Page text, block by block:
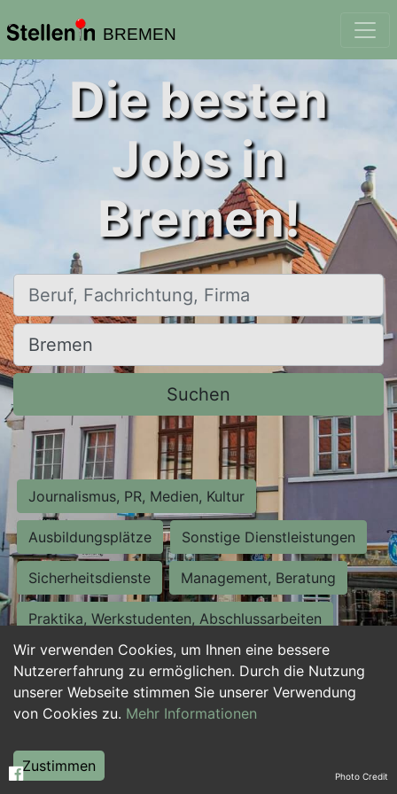
BREMEN
Wir verwenden Cookies, um Ihnen eine bessere
Nutzererfahrung zu ermöglichen. Durch die Nutzung
unserer Webseite stimmen Sie unserer Verwendung
von Cookies zu. Mehr Informationen
Zustimmen
Die besten
Jobs in
Bremen!
Beruf, Fachrichtung, Firma
Ort, Stadt
Suchen
Journalismus, PR, Medien, Kultur
Ausbildungsplätze Sonstige Dienstleistungen
Sicherheitsdienste Management, Beratung
Praktika, Werkstudenten, Abschlussarbeiten
Personalwesen Assistenz, Sekretariat
Hilfskräfte, Aushilfs- und Nebenjobs
Weiterbildung, Studium, duale Ausbildung Photo Credit